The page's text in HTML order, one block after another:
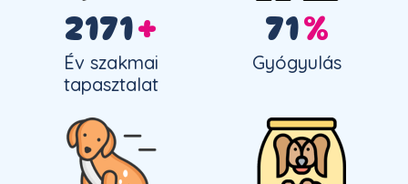
3000+
Év szakmai
tapasztalat
99%
Gyógyulás